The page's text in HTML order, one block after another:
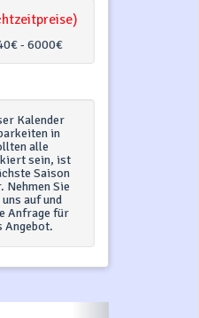
- 6000€
Kalender
in
alle
sein, ist
Saison
Nehmen Sie
auf und
Anfrage für
Angebot.